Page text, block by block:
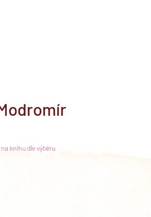
knihu dle výběru